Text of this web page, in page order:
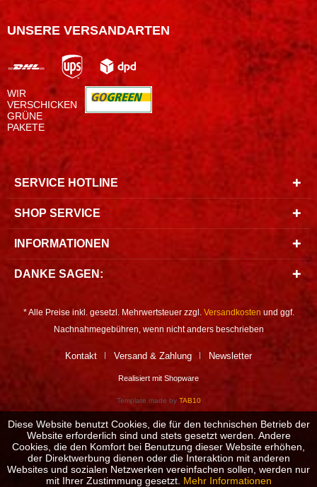
UNSERE VERSANDARTEN
WIR
VERSCHICKEN
GRÜNE
PAKETE
SERVICE HOTLINE
SHOP SERVICE
INFORMATIONEN
DANKE SAGEN:
* Alle Preise inkl. gesetzl. Mehrwertsteuer zzgl. Versandkosten und ggf.
Nachnahmegebühren, wenn nicht anders beschrieben
Kontakt Versand & Zahlung Newsletter
Realisiert mit Shopware
Template made by TAB10
Diese Website benutzt Cookies, die für den technischen Betrieb der
Website erforderlich sind und stets gesetzt werden. Andere
Cookies, die den Komfort bei Benutzung dieser Website erhöhen,
der Direktwerbung dienen oder die Interaktion mit anderen
Websites und sozialen Netzwerken vereinfachen sollen, werden nur
mit Ihrer Zustimmung gesetzt. Mehr Informationen